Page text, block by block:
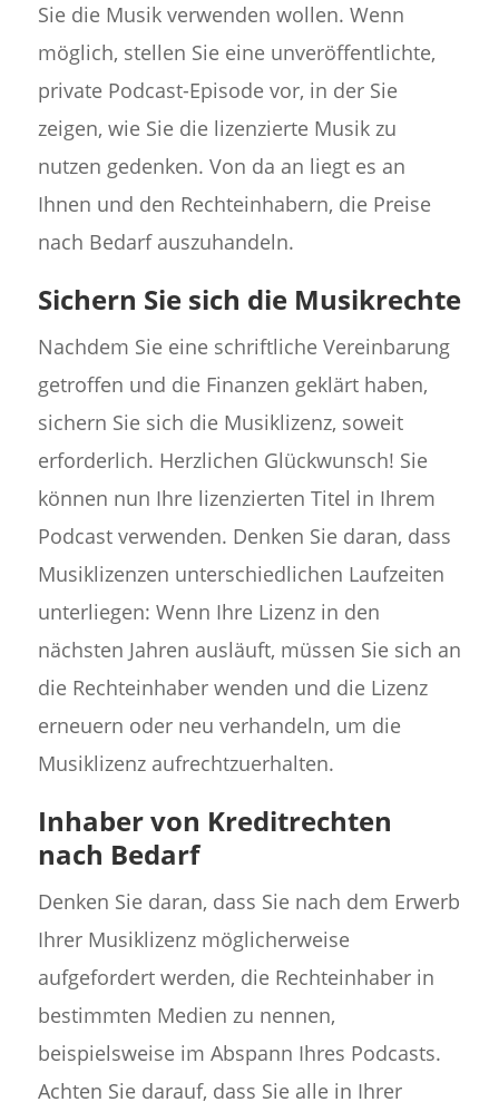
Sie die Musik verwenden wollen. Wenn
möglich, stellen Sie eine unveröffentlichte,
private Podcast-Episode vor, in der Sie
zeigen, wie Sie die lizenzierte Musik zu
nutzen gedenken. Von da an liegt es an
Ihnen und den Rechteinhabern, die Preise
nach Bedarf auszuhandeln.
Sichern Sie sich die Musikrechte
Nachdem Sie eine schriftliche Vereinbarung
getroffen und die Finanzen geklärt haben,
sichern Sie sich die Musiklizenz, soweit
erforderlich. Herzlichen Glückwunsch! Sie
können nun Ihre lizenzierten Titel in Ihrem
Podcast verwenden. Denken Sie daran, dass
Musiklizenzen unterschiedlichen Laufzeiten
unterliegen: Wenn Ihre Lizenz in den
nächsten Jahren ausläuft, müssen Sie sich an
die Rechteinhaber wenden und die Lizenz
erneuern oder neu verhandeln, um die
Musiklizenz aufrechtzuerhalten.
Inhaber von Kreditrechten
nach Bedarf
Denken Sie daran, dass Sie nach dem Erwerb
Ihrer Musiklizenz möglicherweise
aufgefordert werden, die Rechteinhaber in
bestimmten Medien zu nennen,
beispielsweise im Abspann Ihres Podcasts.
Achten Sie darauf, dass Sie alle in Ihrer